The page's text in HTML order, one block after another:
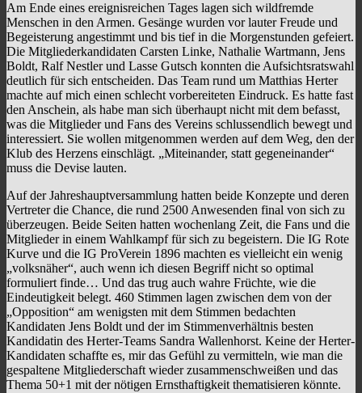
Am Ende eines ereignisreichen Tages lagen sich wildfremde
Menschen in den Armen. Gesänge wurden vor lauter Freude und
Begeisterung angestimmt und bis tief in die Morgenstunden gefeiert.
Die Mitgliederkandidaten Carsten Linke, Nathalie Wartmann, Jens
Boldt, Ralf Nestler und Lasse Gutsch konnten die Aufsichtsratswahl
deutlich für sich entscheiden. Das Team rund um Matthias Herter
machte auf mich einen schlecht vorbereiteten Eindruck. Es hatte fast
den Anschein, als habe man sich überhaupt nicht mit dem befasst,
was die Mitglieder und Fans des Vereins schlussendlich bewegt und
interessiert. Sie wollen mitgenommen werden auf dem Weg, den der
Klub des Herzens einschlägt. „Miteinander, statt gegeneinander“
muss die Devise lauten.
Auf der Jahreshauptversammlung hatten beide Konzepte und deren
Vertreter die Chance, die rund 2500 Anwesenden final von sich zu
überzeugen. Beide Seiten hatten wochenlang Zeit, die Fans und die
Mitglieder in einem Wahlkampf für sich zu begeistern. Die IG Rote
Kurve und die IG ProVerein 1896 machten es vielleicht ein wenig
„volksnäher“, auch wenn ich diesen Begriff nicht so optimal
formuliert finde… Und das trug auch wahre Früchte, wie die
Eindeutigkeit belegt. 460 Stimmen lagen zwischen dem von der
„Opposition“ am wenigsten mit dem Stimmen bedachten
Kandidaten Jens Boldt und der im Stimmenverhältnis besten
Kandidatin des Herter-Teams Sandra Wallenhorst. Keine der Herter-
Kandidaten schaffte es, mir das Gefühl zu vermitteln, wie man die
gespaltene Mitgliederschaft wieder zusammenschweißen und das
Thema 50+1 mit der nötigen Ernsthaftigkeit thematisieren könnte.